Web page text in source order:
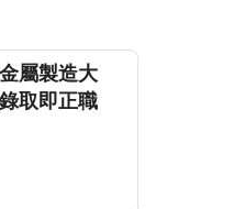
屬製造大
取即正職